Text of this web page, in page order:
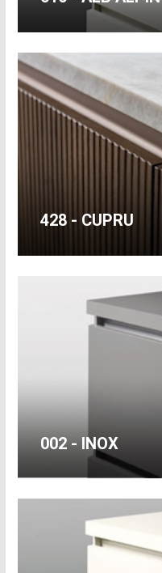
428 - CUPRU
002 - INOX